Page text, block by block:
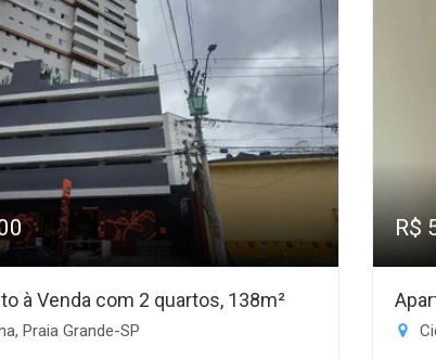
à Venda com 2 quartos, 138m²
Praia Grande-SP
R$